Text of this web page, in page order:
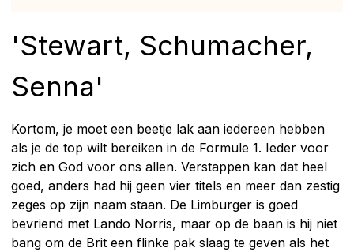
'Stewart, Schumacher,
Senna'
Kortom, je moet een beetje lak aan iedereen hebben
als je de top wilt bereiken in de Formule 1. Ieder voor
zich en God voor ons allen. Verstappen kan dat heel
goed, anders had hij geen vier titels en meer dan zestig
zeges op zijn naam staan. De Limburger is goed
bevriend met Lando Norris, maar op de baan is hij niet
bang om de Brit een flinke pak slaag te geven als het